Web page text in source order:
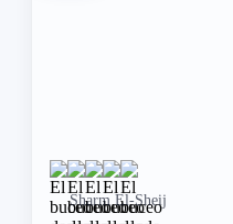
Sharm El-Sheij